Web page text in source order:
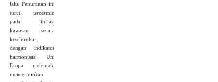
lalu. Penurunan ini
turut tercermin
pada inflasi
kawasan secara
keseluruhan,
dengan indikator
harmonisasi Uni
Eropa melemah,
mencerminkan